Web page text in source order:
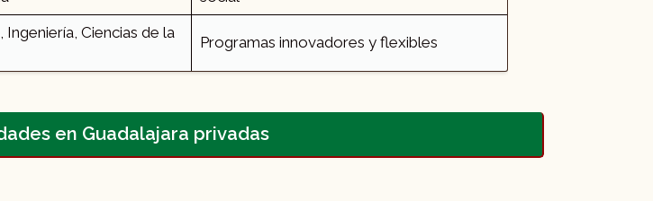
Ciencias de la
Programas innovadores y flexibles​
en Guadalajara privadas